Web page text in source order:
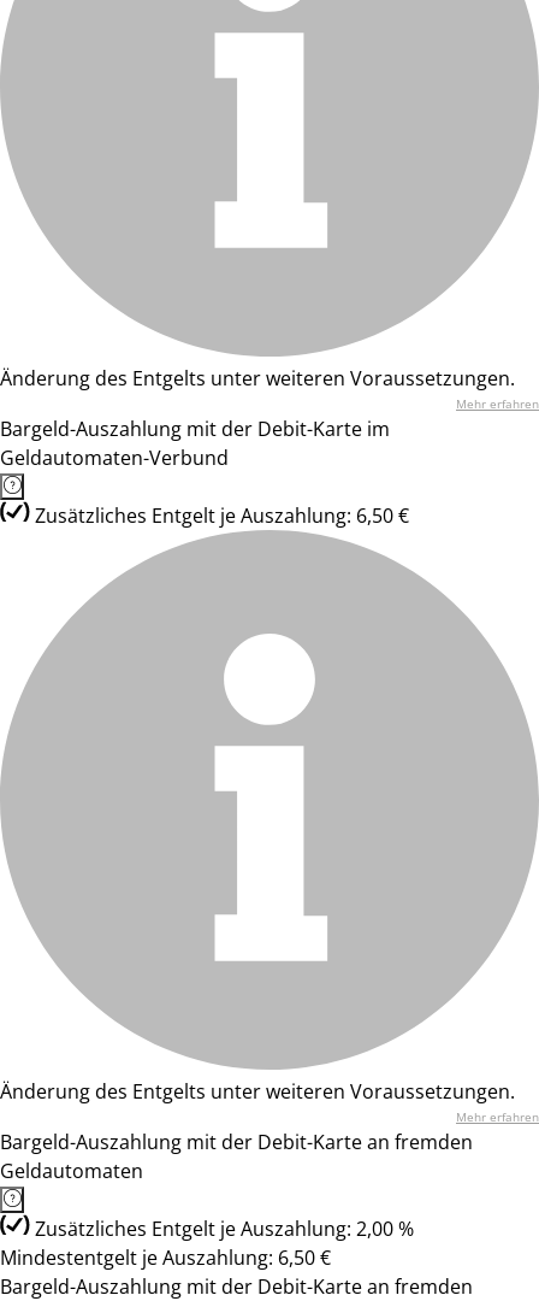
Änderung des Entgelts unter weiteren Voraussetzungen.
Mehr erfahren
Bargeld-Auszahlung mit der Debit-Karte im
Geldautomaten-Verbund
Zusätzliches Entgelt je Auszahlung: 6,50 €
Änderung des Entgelts unter weiteren Voraussetzungen.
Mehr erfahren
Bargeld-Auszahlung mit der Debit-Karte an fremden
Geldautomaten
Zusätzliches Entgelt je Auszahlung: 2,00 %
Mindestentgelt je Auszahlung: 6,50 €
Bargeld-Auszahlung mit der Debit-Karte an fremden